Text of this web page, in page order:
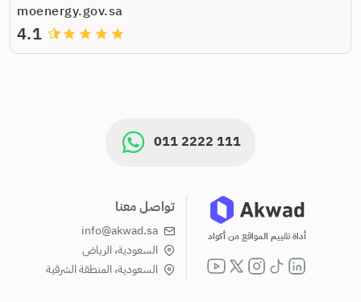
moenergy.gov.sa
grade
grade
grade
grade
4.1
011 2222 111
أداة تقييم المواقع من أكواد
تواصل معنا
info@akwad.sa
السعودية، الرياض
السعودية، المنطقة الشرقية